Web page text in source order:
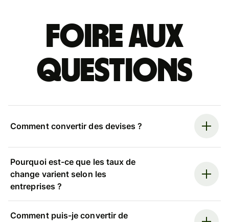
Foire aux
questions
Comment convertir des devises ?
Pourquoi est-ce que les taux de
change varient selon les
entreprises ?
Comment puis-je convertir de